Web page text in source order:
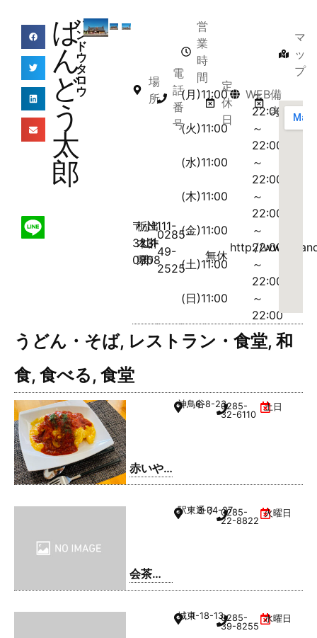
ば
ん
ど
う
太
郎
バ
ン
ド
ウ
タ
ロ
ウ
場
所
〒
323-
0808
栃
木
県
小
山
市
出
井
1111-
1
電
話
番
号
0285-
49-
2525
営
業
時
間
(月)11:00
～
22:00
(火)11:00
～
22:00
(水)11:00
～
22:00
(木)11:00
～
22:00
(金)11:00
～
22:00
(土)11:00
～
22:00
(日)11:00
～
22:00
定
休
日
無休
WEB
http://
備
考
マ
ッ
プ
うどん・そば, レストラン・食堂, 和
食, 食べる, 食堂
赤いや
ね
神鳥谷6-8-230285-
32-6110
土日
会茶
(AIAI
駅東通り3-34-270285-
22-8822
火曜日
城東1-18-130285-
39-8255
水曜日